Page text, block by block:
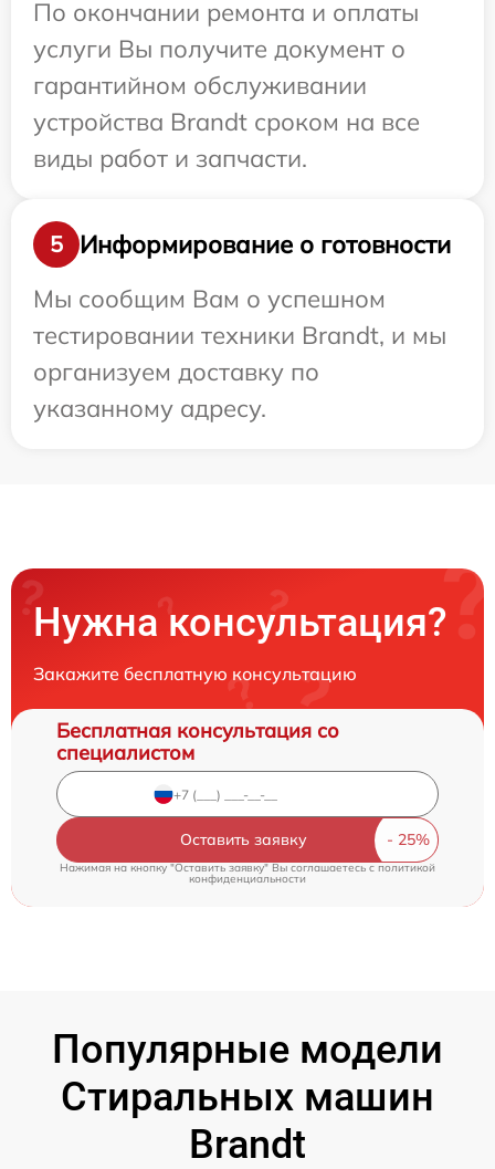
По окончании ремонта и оплаты
услуги Вы получите документ о
гарантийном обслуживании
устройства Brandt сроком на все
виды работ и запчасти.
5
Информирование о готовности
Мы сообщим Вам о успешном
тестировании техники Brandt, и мы
организуем доставку по
указанному адресу.
Нужна консультация?
Закажите бесплатную консультацию
Бесплатная консультация со
специалистом
Оставить заявку
Нажимая на кнопку "Оставить заявку" Вы соглашаетесь cполитикой
конфиденциальности
Популярные модели
Стиральных машин
Brandt